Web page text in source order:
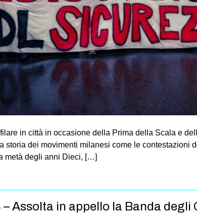
in città in occasione della Prima della Scala e
storia dei movimenti milanesi come le contestazioni
metà degli anni Dieci, […]
Assolta in appello la Banda degli